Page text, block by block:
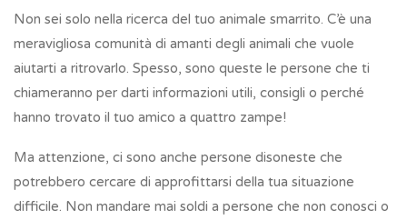
Non sei solo nella ricerca del tuo animale smarrito. C’è una
meravigliosa comunità di amanti degli animali che vuole
aiutarti a ritrovarlo. Spesso, sono queste le persone che ti
chiameranno per darti informazioni utili, consigli o perché
hanno trovato il tuo amico a quattro zampe!
Ma attenzione, ci sono anche persone disoneste che
potrebbero cercare di approfittarsi della tua situazione
difficile. Non mandare mai soldi a persone che non conosci o